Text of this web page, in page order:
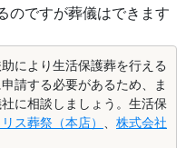
のですが葬儀はできます
により生活保護葬を行える
請する必要があるため、ま
に相談しましょう。生活保
ス葬祭（本店）
株式会社